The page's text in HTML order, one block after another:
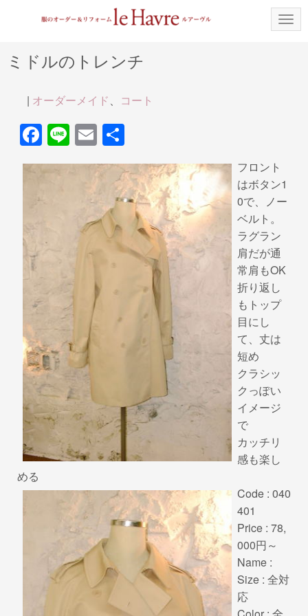
N
a
ミドルのトレンチ
| オーダーメイド、 コート
F
a
c
e
o
k
Li
n
E
m
ail
有
フロント
はボタン1
0で、ノー
ベルト。
ラグラン
肩だが通
常肩もOK
折り返し
もトップ
目にし
て、丈は
短め
クラシッ
クっぽい
イメージ
で
カッチリ
感も楽し
める
Code : 040
401
Price : 78,
000円～
Name :
Size : 全対
応